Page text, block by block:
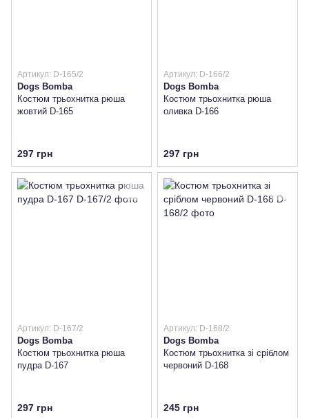
Артикул: D-165/2
Dogs Bomba
Костюм трьохнитка рюша
жовтий D-165
297 грн
Артикул: D-166/2
Dogs Bomba
Костюм трьохнитка рюша
оливка D-166
297 грн
Артикул: D-167/2
Dogs Bomba
Костюм трьохнитка рюша
пудра D-167
297 грн
Артикул: D-168/2
Dogs Bomba
Костюм трьохнитка зі сріблом
червоний D-168
245 грн